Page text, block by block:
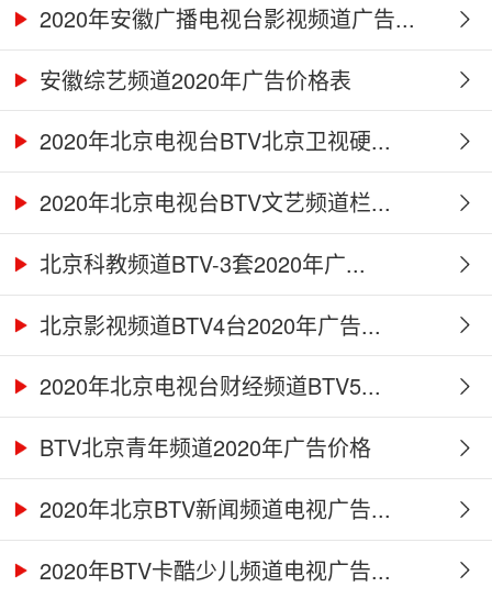
2020年安徽广播电视台影视频道广告...
安徽综艺频道2020年广告价格表
2020年北京电视台BTV北京卫视硬...
2020年北京电视台BTV文艺频道栏...
北京科教频道BTV-3套2020年广...
北京影视频道BTV4台2020年广告...
2020年北京电视台财经频道BTV5...
BTV北京青年频道2020年广告价格
2020年北京BTV新闻频道电视广告...
2020年BTV卡酷少儿频道电视广告...